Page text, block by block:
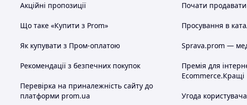
Акційні пропозиції
Що таке «Купити з Prom»
Як купувати з Пром-оплатою
Рекомендації з безпечних покупок
Перевірка на приналежність сайту до
платформи prom.ua
Почати
Просування в
Sprava.prom —
Премія для
Ecommerce.Кращі
Угода користувача